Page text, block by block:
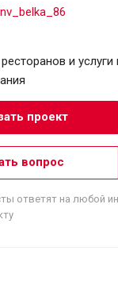
и
проект
вопрос
ответят на любой